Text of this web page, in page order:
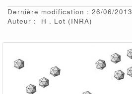
Dernière modification : 26/06/2013
Auteur :
H Lot (INRA)